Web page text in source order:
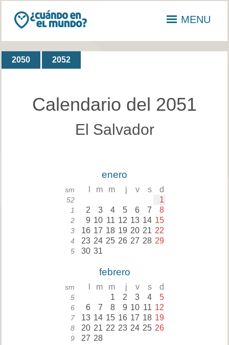
MENU
2050 2052
Calendario del 2051
El Salvador
enero
sm m m j v s d
52 1
1 2 3 4 5 6 7 8
2 9 10 11 12 13 14 15
3 16 17 18 19 20 21 22
4 23 24 25 26 27 28 29
5 30 31
febrero
sm m m j v s d
5 1 2 3 4 5
6 6 7 8 9 10 11 12
7 13 14 15 16 17 18 19
8 20 21 22 23 24 25 26
9 27 28